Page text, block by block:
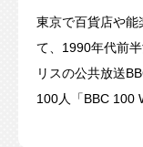
東京で百貨店や
て、1990年代前
リスの公共放送
100人「BBC 100